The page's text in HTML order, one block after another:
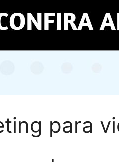
para